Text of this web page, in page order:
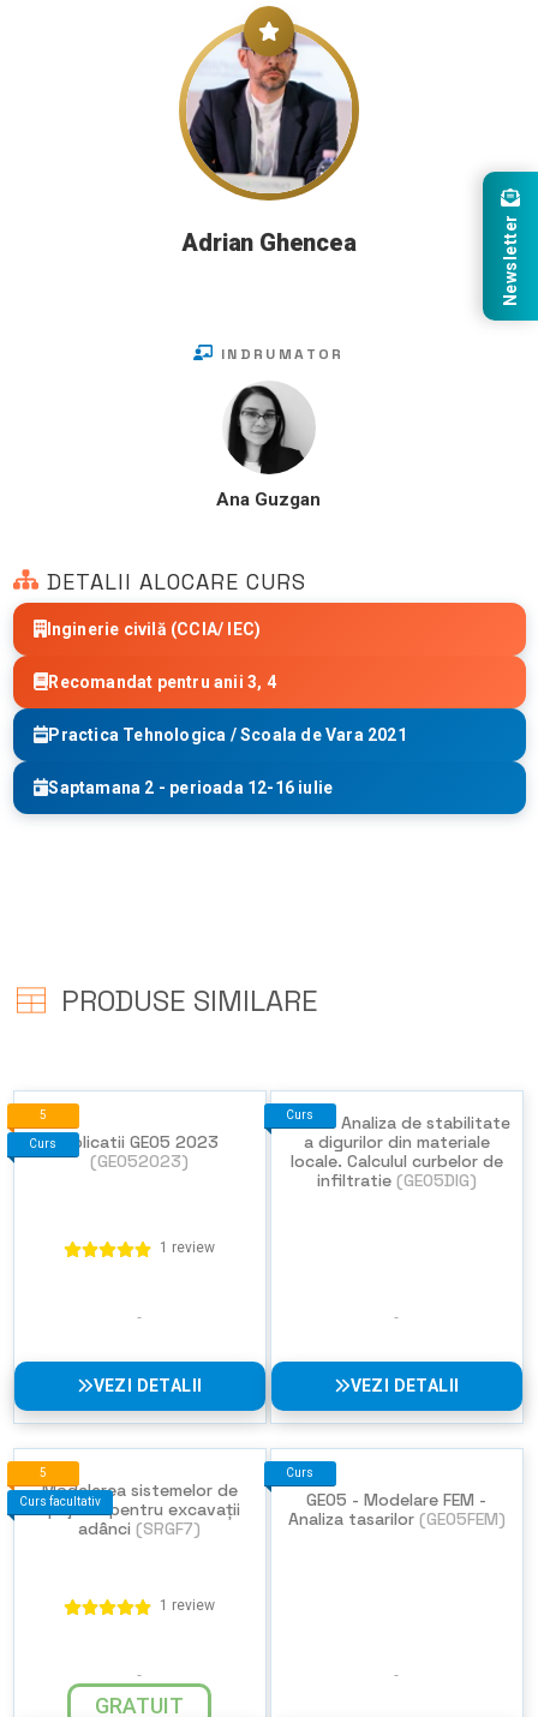
Adrian Ghencea
INDRUMATOR
Ana Guzgan
DETALII ALOCARE CURS
Inginerie civilă (CCIA/ IEC)
Recomandat pentru anii 3, 4
Practica Tehnologica / Scoala de Vara 2021
Saptamana 2 - perioada 12-16 iulie
PRODUSE SIMILARE
5
Curs
Aplicatii GEO5 2023
(GEO52023)
1 review
VEZI DETALII
Curs
GEO5 - Analiza de stabilitate
a digurilor din materiale
locale. Calculul curbelor de
infiltratie (GEO5DIG)
VEZI DETALII
5
Curs facultativ
Modelarea sistemelor de
sprijinire pentru excavații
adânci (SRGF7)
1 review
GRATUIT
Curs
GEO5 - Modelare FEM -
Analiza tasarilor (GEO5FEM)
Newsletter